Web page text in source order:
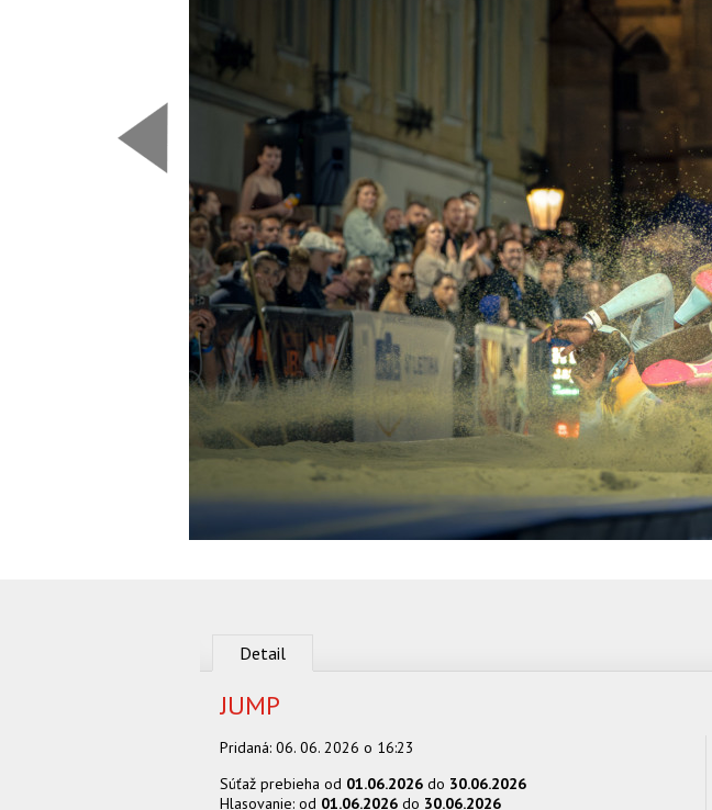
Predchádzajúca
Detail
JUMP
Pridaná: 06. 06. 2026 o 16:23
Súťaž prebieha od 01.06.2026 do 30.06.2026
Hlasovanie: od 01.06.2026 do 30.06.2026